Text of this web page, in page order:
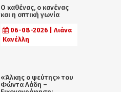
Ο καθένας, ο κανένας
και η οπτική γωνία
06-08-2026 | Λιάνα
Κανέλλη
«Άλκης ο ψεύτης» του
Φώντα Λάδη –